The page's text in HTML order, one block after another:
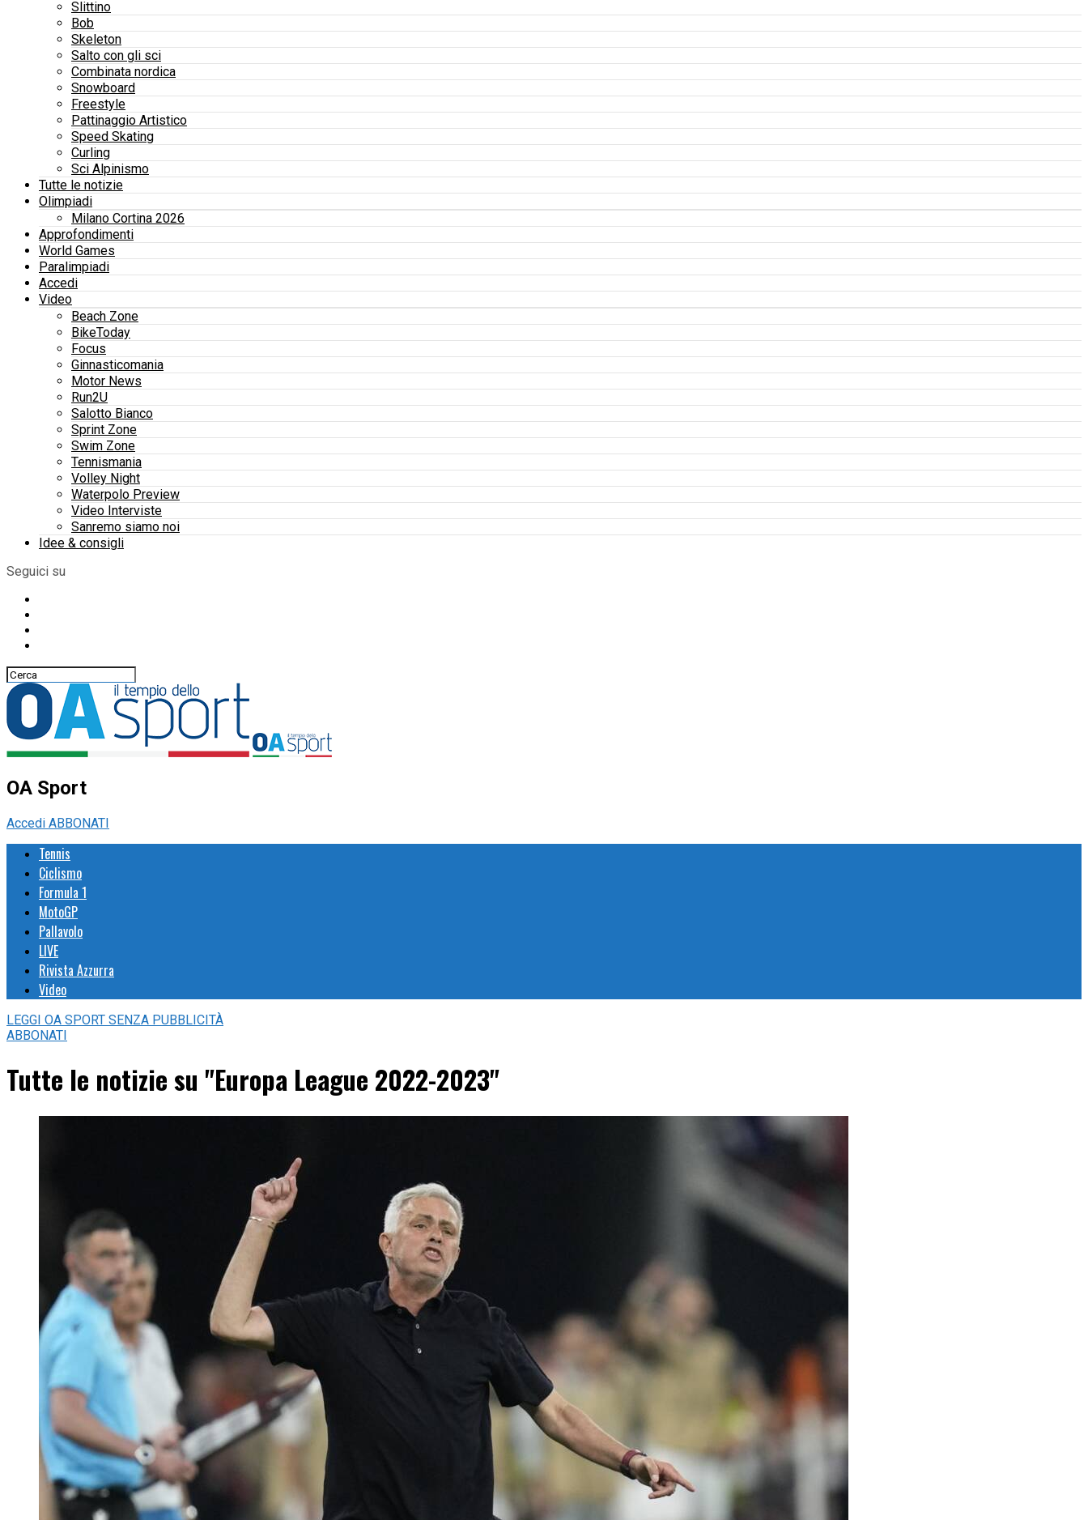
Slittino
Bob
Skeleton
Salto con gli sci
Combinata nordica
Snowboard
Freestyle
Pattinaggio Artistico
Speed Skating
Curling
Sci Alpinismo
Tutte le notizie
Olimpiadi
Milano Cortina 2026
Approfondimenti
World Games
Paralimpiadi
Accedi
Video
Beach Zone
BikeToday
Focus
Ginnasticomania
Motor News
Run2U
Salotto Bianco
Sprint Zone
Swim Zone
Tennismania
Volley Night
Waterpolo Preview
Video Interviste
Sanremo siamo noi
Idee & consigli
Seguici su
OA Sport
Accedi ABBONATI
Tennis
Ciclismo
Formula 1
MotoGP
Pallavolo
LIVE
Rivista Azzurra
Video
LEGGI OA SPORT SENZA PUBBLICITÀ
ABBONATI
Tutte le notizie su "Europa League 2022-2023"